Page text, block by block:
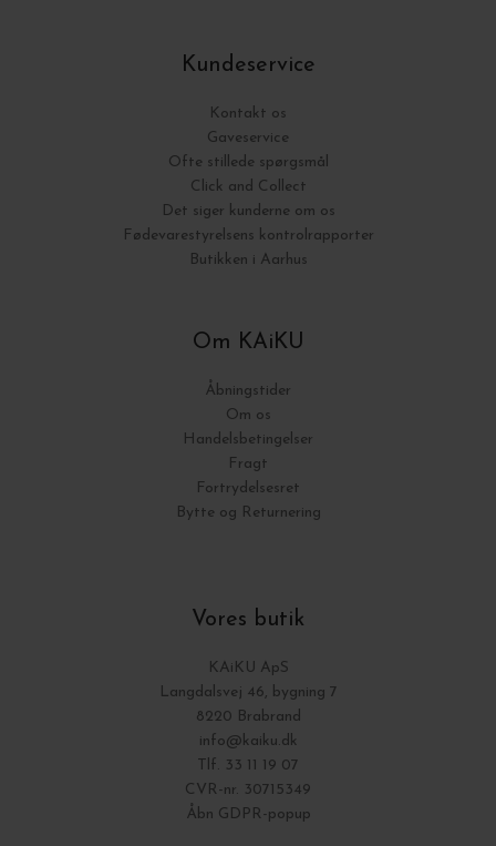
Kundeservice
Kontakt os
Gaveservice
Ofte stillede spørgsmål
Click and Collect
Det siger kunderne om os
Fødevarestyrelsens kontrolrapporter
Butikken i Aarhus
Om KAiKU
Åbningstider
Om os
Handelsbetingelser
Fragt
Fortrydelsesret
Bytte og Returnering
Vores butik
KAiKU ApS
Langdalsvej 46, bygning 7
8220 Brabrand
info@kaiku.dk
Tlf. 33 11 19 07
CVR-nr. 30715349
Åbn GDPR-popup